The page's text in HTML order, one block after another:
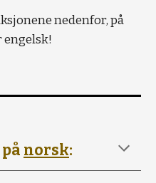
nedenfor, på
engelsk!
norsk: